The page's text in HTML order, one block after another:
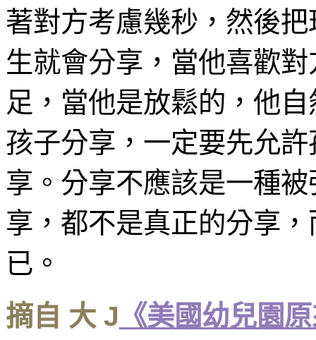
著對方考慮幾秒，然後
生就會分享，當他喜歡
足，當他是放鬆的，他
孩子分享，一定要先允
享。分享不應該是一種
享，都不是真正的分享
已。
摘自 大 J 《美國幼兒園